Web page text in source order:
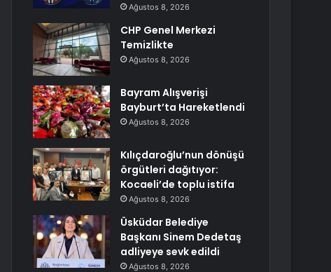
Ağustos 8, 2026
CHP Genel Merkezi
Temizlikte
Ağustos 8, 2026
Bayram Alışverişi
Bayburt’ta Hareketlendi
Ağustos 8, 2026
Kılıçdaroğlu’nun dönüşü
örgütleri dağıtıyor:
Kocaeli’de toplu istifa
Ağustos 8, 2026
Üsküdar Belediye
Başkanı Sinem Dedetaş
adliyeye sevk edildi
Ağustos 8, 2026